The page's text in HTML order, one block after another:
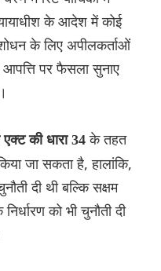
के आदेश में कोई
के लिए अपीलकर्ताओं
आपत्ति पर फैसला सुनाए
की धारा 34के तहत
जा सकता है, हालांकि,
दी थी बल्कि सक्षम
को भी चुनौती दी